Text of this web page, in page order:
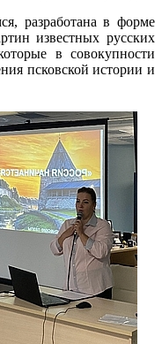
разработана в форме
известных русских
в совокупности
псковской истории и